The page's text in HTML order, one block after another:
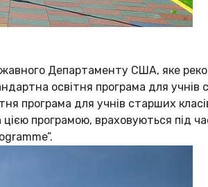
Департаменту США, яке
освітня програма для
програма для учнів старших
програмою, враховуються під